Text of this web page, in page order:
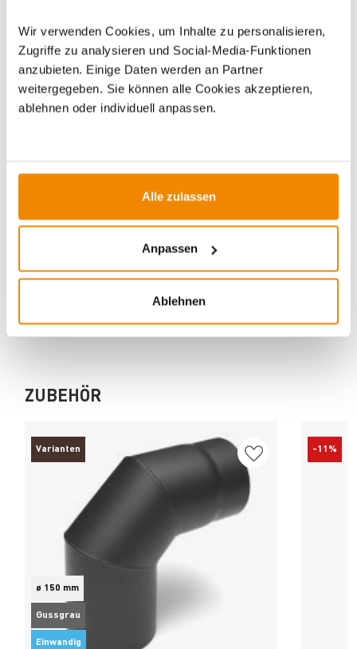
Wir verwenden Cookies, um Inhalte zu personalisieren,
Zugriffe zu analysieren und Social-Media-Funktionen
anzubieten. Einige Daten werden an Partner
weitergegeben. Sie können alle Cookies akzeptieren,
ablehnen oder individuell anpassen.
Alle zulassen
Anpassen
Ablehnen
Silvio Wirth berät Sie gern rund um das Thema
Problem ungelöst. Haben Sie Fragen zu unseren
Produkten? Dann kontaktieren Sie uns gern unter:
ZUBEHÖR
Varianten
ø 150 mm
Gussgrau
Einwandig
-11%